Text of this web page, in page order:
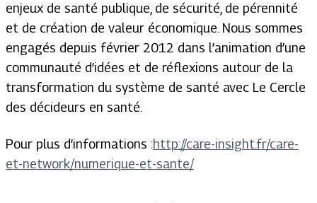
enjeux de santé publique, de sécurité, de pérennité
et de création de valeur économique. Nous sommes
engagés depuis février 2012 dans l’animation d’une
communauté d’idées et de réflexions autour de la
transformation du système de santé avec Le Cercle
des décideurs en santé.
Pour plus d’informations :http://care-insight.fr/care-
et-network/numerique-et-sante/